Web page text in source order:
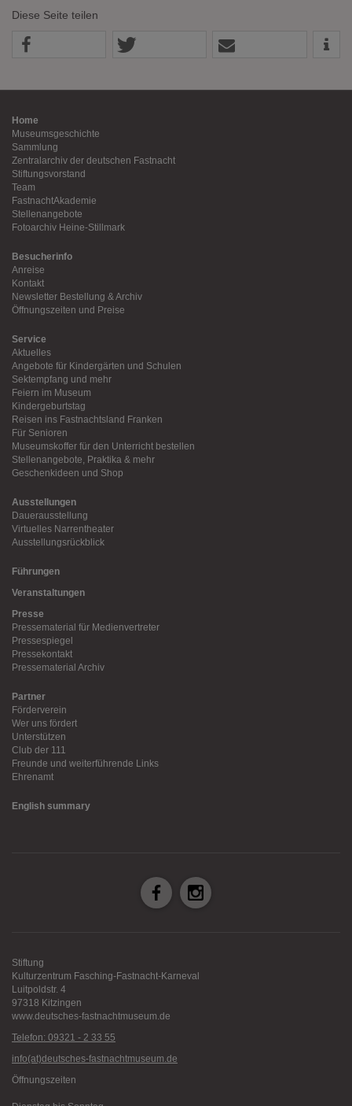
Diese Seite teilen
Home
Museumsgeschichte
Sammlung
Zentralarchiv der deutschen Fastnacht
Stiftungsvorstand
Team
FastnachtAkademie
Stellenangebote
Fotoarchiv Heine-Stillmark
Besucherinfo
Anreise
Kontakt
Newsletter Bestellung & Archiv
Öffnungszeiten und Preise
Service
Aktuelles
Angebote für Kindergärten und Schulen
Sektempfang und mehr
Feiern im Museum
Kindergeburtstag
Reisen ins Fastnachtsland Franken
Für Senioren
Museumskoffer für den Unterricht bestellen
Stellenangebote, Praktika & mehr
Geschenkideen und Shop
Ausstellungen
Dauerausstellung
Virtuelles Narrentheater
Ausstellungsrückblick
Führungen
Veranstaltungen
Presse
Pressematerial für Medienvertreter
Pressespiegel
Pressekontakt
Pressematerial Archiv
Partner
Förderverein
Wer uns fördert
Unterstützen
Club der 111
Freunde und weiterführende Links
Ehrenamt
English summary
Stiftung
Kulturzentrum Fasching-Fastnacht-Karneval
Luitpoldstr. 4
97318 Kitzingen
www.deutsches-fastnachtmuseum.de
Telefon: 09321 - 2 33 55
info(at)deutsches-fastnachtmuseum.de
Öffnungszeiten